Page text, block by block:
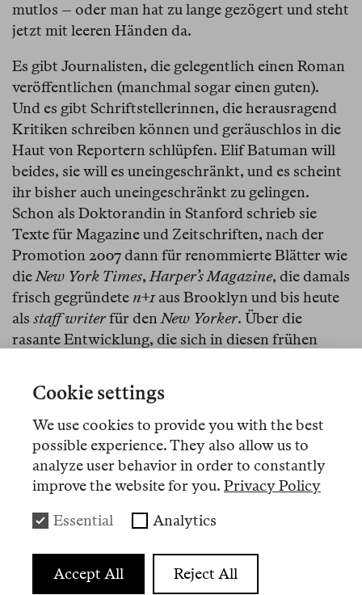
mutlos – oder man hat zu lange gezögert und steht
jetzt mit leeren Händen da.
Es gibt Journalisten, die gelegentlich einen Roman
veröffentlichen (manchmal sogar einen guten).
Und es gibt Schriftstellerinnen, die herausragend
Kritiken schreiben können und geräuschlos in die
Haut von Reportern schlüpfen. Elif Batuman will
beides, sie will es uneingeschränkt, und es scheint
ihr bisher auch uneingeschränkt zu gelingen.
Schon als Doktorandin in Stanford schrieb sie
Texte für Magazine und Zeitschriften, nach der
Promotion 2007 dann für renommierte Blätter wie
dieNew York Times,Harper’s Magazine, die damals
frisch gegründete n+1aus Brooklyn und bis heute
als staff writerfür denNew Yorker. Über die
rasante Entwicklung, die sich in diesen frühen
jedem neuen Text gelingt es Batuman besser, ihre
vier Leidenschaften für Reportage, Kritik, Gossip
und Theorie zu einer prismatisch funkelnden
Einheit zusammenzufügen.
The Murder of Leo Tolstoy: A Forensic
zurück, wie sie als junge Doktorandin den Besuch
nachzuweisen, dass der im hohen Alter
Verschiedene keines natürlichen Todes starb. Die
Cookie settings
We use cookies to provide you with the best
possible experience. They also allow us to
analyze user behavior in order to constantly
improve the website for you. Privacy Policy
Essential Analytics
Accept All Reject All